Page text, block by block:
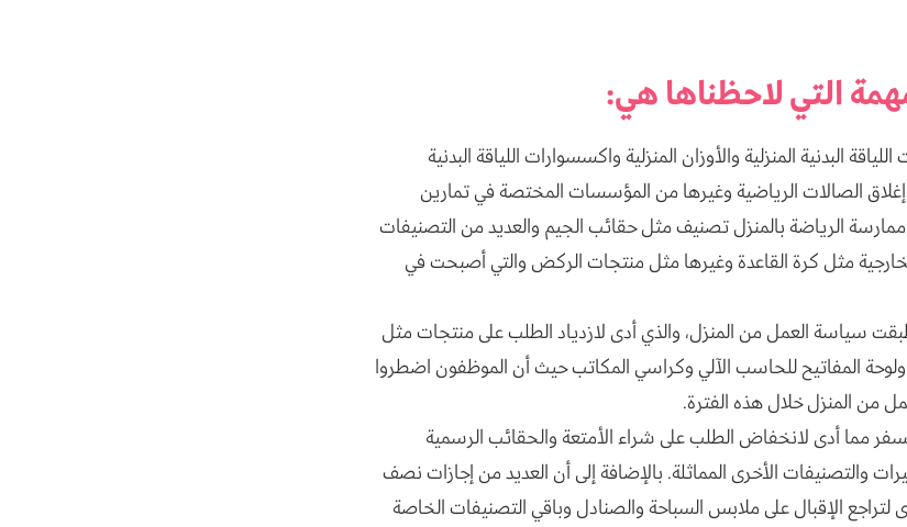
التي لاحظناها هي:
البدنية المنزلية والأوزان المنزلية واكسسوارات اللياقة البدنية
الصالات الرياضية وغيرها من المؤسسات المختصة في تمارين
ممارسة الرياضة بالمنزل تصنيف مثل حقائب الجيم والعديد من التصنيفات
مثل كرة القاعدة وغيرها مثل منتجات الركض والتي أصبحت في
سياسة العمل من المنزل، والذي أدى لازدياد الطلب على منتجات مثل
ولوحة المفاتيح للحاسب الآلي وكراسي المكاتب حيث أن الموظفون اضطروا
من المنزل خلال هذه الفترة.
مما أدى لانخفاض الطلب على شراء الأمتعة والحقائب الرسمية
والتصنيفات الأخرى المماثلة. بالإضافة إلى أن العديد من إجازات نصف
لتراجع الإقبال على ملابس السباحة والصنادل وباقي التصنيفات الخاصة